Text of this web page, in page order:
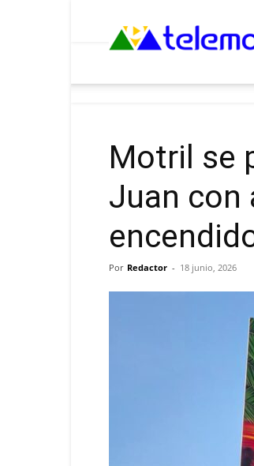
Motril se
Juan con
Por Redactor - 18 junio, 2026